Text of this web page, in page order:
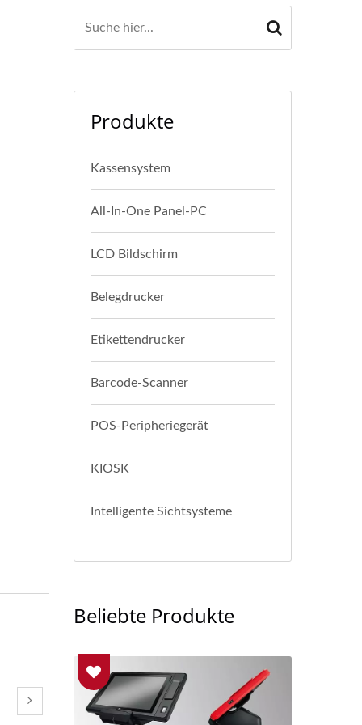
Produkte
Kassensystem
All-In-One Panel-PC
LCD Bildschirm
Belegdrucker
Etikettendrucker
Barcode-Scanner
POS-Peripheriegerät
KIOSK
Intelligente Sichtsysteme
Beliebte Produkte